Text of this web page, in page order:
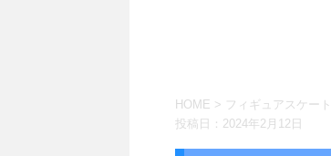
HOME > フィギュアスケート
投稿日： 2024年2月12日